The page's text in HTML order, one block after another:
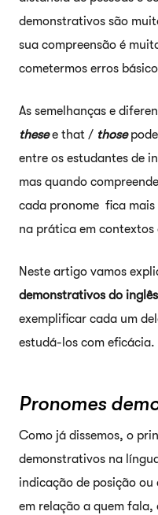
demonstrativos são
sua compreensão é
cometermos erros
As semelhanças e
thesee that / those
entre os estudantes de
mas quando
cada pronome fica
na prática em contextos
Neste artigo vamos
demonstrativos do inglês
exemplificar cada um
estudá-los com
Pronomes
Como já dissemos, o
demonstrativos na
indicação de posição ou
em relação a quem